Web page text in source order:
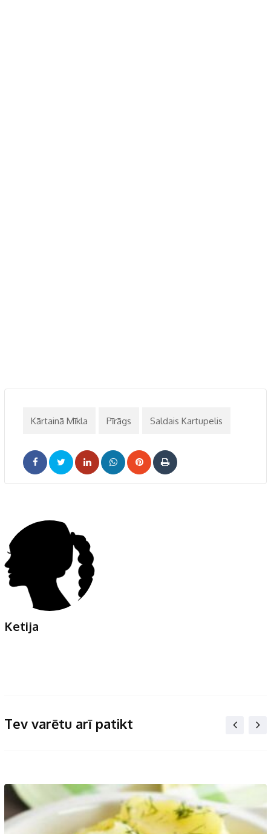
Kārtainā Mīkla Pīrāgs Saldais Kartupelis
LinkedInWhatsappPinterest
Print
Ketija
Tev varētu arī patikt